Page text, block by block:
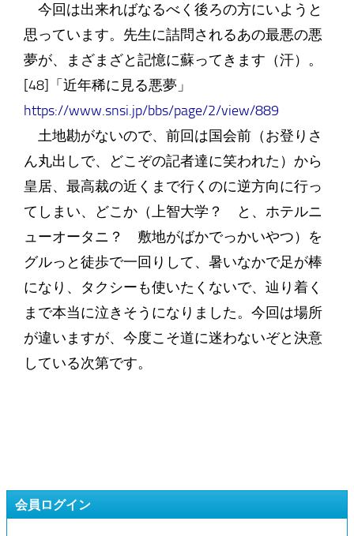
今回は出来ればなるべく後ろの方にいようと
思っています。先生に詰問されるあの最悪の悪
夢が、まざまざと記憶に蘇ってきます（汗）。
[48]「近年稀に見る悪夢」
https://www.snsi.jp/bbs/page/2/view/889
土地勘がないので、前回は国会前（お登りさ
ん丸出しで、どこぞの記者達に笑われた）から
皇居、最高裁の近くまで行くのに逆方向に行っ
てしまい、どこか（上智大学？ と、ホテルニ
ューオータニ？ 敷地がばかでっかいやつ）を
グルっと徒歩で一回りして、暑いなかで足が棒
になり、タクシーも使いたくないで、辿り着く
まで本当に泣きそうになりました。今回は場所
が違いますが、今度こそ道に迷わないぞと決意
している次第です。
会員ログイン